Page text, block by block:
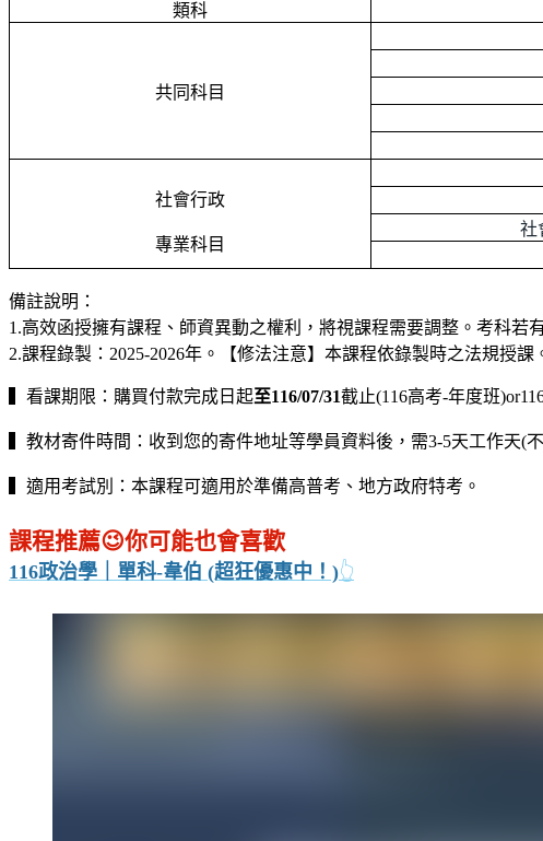
類科
共同科目
社會行政
專業科目
社
備註說明：
1.高效函授擁有課程、師資異動之權利，將視課程需要調整。考科若
2.課程錄製： 2025-2026年。【修法注意】本課程依錄製時之法規授
▍看課期限：購買付款完成日起至116/07/31截止(116高考-年度班
▍教材寄件時間： 收到您的寄件地址等學員資料後，需3-5天工作天(
▍適用考試別：本課程可適用於準備高普考、地方政府特考。
課程推薦😉你可能也會喜歡
116政治學｜單科-韋伯 (超狂優惠中！)👆